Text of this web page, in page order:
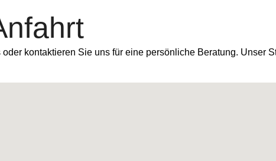
kontaktieren Sie uns für eine persönliche Beratung. Unser